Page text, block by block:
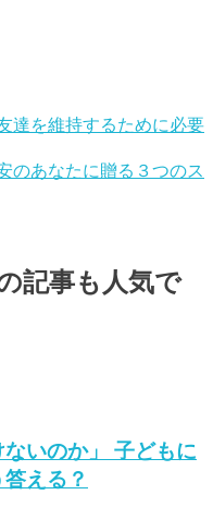
達を維持するために必要
のあなたに贈る３つのス
記事も人気で
ないのか」 子どもに
える？